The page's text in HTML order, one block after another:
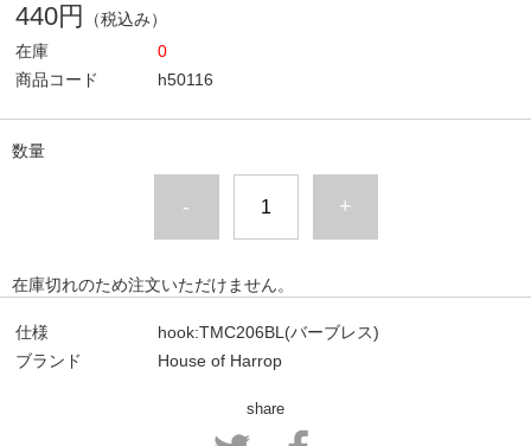
440円
（税込み）
在庫
0
商品コード
h50116
数量
- +
在庫切れのため注文いただけません。
仕様
hook:TMC206BL(バーブレス)
ブランド
House of Harrop
share